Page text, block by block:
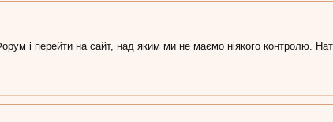
і перейти на сайт, над яким ми не маємо ніякого контролю.